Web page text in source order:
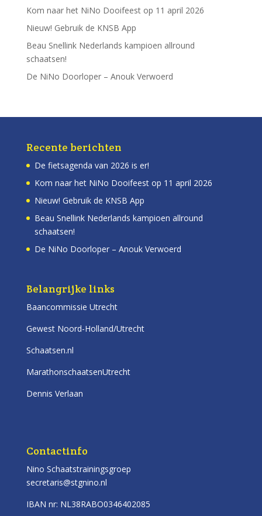
Kom naar het NiNo Dooifeest op 11 april 2026
Nieuw! Gebruik de KNSB App
Beau Snellink Nederlands kampioen allround
schaatsen!
De NiNo Doorloper – Anouk Verwoerd
Recente berichten
De fietsagenda van 2026 is er!
Kom naar het NiNo Dooifeest op 11 april 2026
Nieuw! Gebruik de KNSB App
Beau Snellink Nederlands kampioen allround
schaatsen!
De NiNo Doorloper – Anouk Verwoerd
Belangrijke links
Baancommissie Utrecht
Gewest Noord-Holland/Utrecht
Schaatsen.nl
MarathonschaatsenUtrecht
Dennis Verlaan
Contactinfo
Nino Schaatstrainingsgroep
secretaris@stgnino.nl
IBAN nr: NL38RABO0346402085